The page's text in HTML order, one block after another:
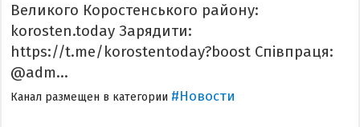
Великого Коростенського району:
korosten.today Зарядити:
https://t.me/korostentoday?boost Співпраця:
@adm...
Канал размещен в категории #Новости